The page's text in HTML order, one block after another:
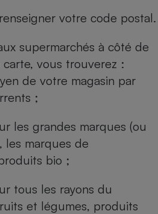
votre code postal.
supermarchés à côté de
vous trouverez :
de votre magasin par
;
les grandes marques (ou
les marques de
bio ;
tous les rayons du
et légumes, produits